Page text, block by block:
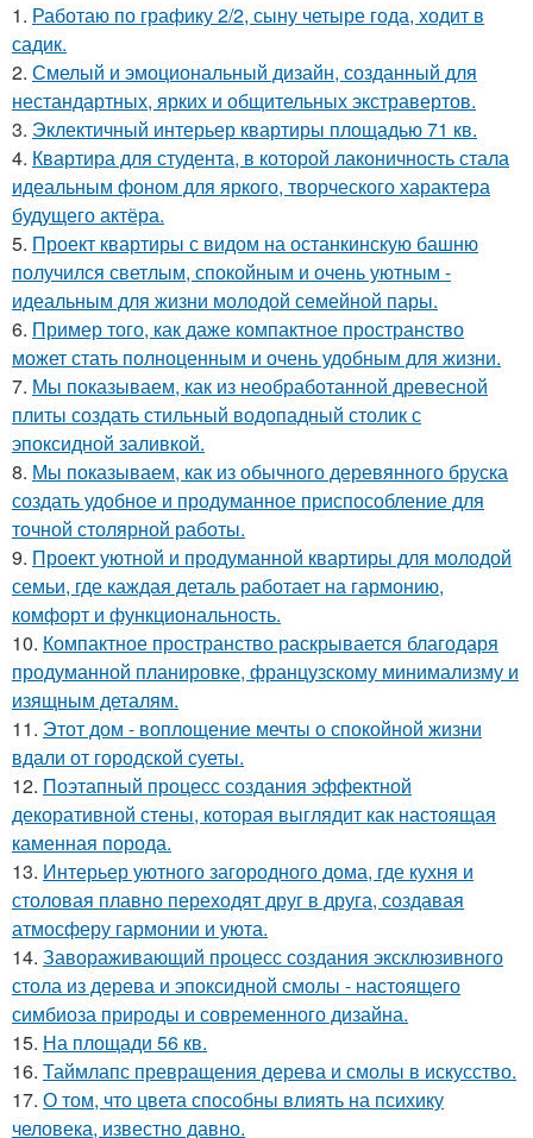
1. Работаю по графику 2/2, сыну четыре года, ходит в
садик.
2. Смелый и эмоциональный дизайн, созданный для
нестандартных, ярких и общительных экстравертов.
3. Эклектичный интерьер квартиры площадью 71 кв.
4. Квартира для студента, в которой лаконичность стала
идеальным фоном для яркого, творческого характера
будущего актёра.
5. Проект квартиры с видом на останкинскую башню
получился светлым, спокойным и очень уютным -
идеальным для жизни молодой семейной пары.
6. Пример того, как даже компактное пространство
может стать полноценным и очень удобным для жизни.
7. Мы показываем, как из необработанной древесной
плиты создать стильный водопадный столик с
эпоксидной заливкой.
8. Мы показываем, как из обычного деревянного бруска
создать удобное и продуманное приспособление для
точной столярной работы.
9. Проект уютной и продуманной квартиры для молодой
семьи, где каждая деталь работает на гармонию,
комфорт и функциональность.
10. Компактное пространство раскрывается благодаря
продуманной планировке, французскому минимализму и
изящным деталям.
11. Этот дом - воплощение мечты о спокойной жизни
вдали от городской суеты.
12. Поэтапный процесс создания эффектной
декоративной стены, которая выглядит как настоящая
каменная порода.
13. Интерьер уютного загородного дома, где кухня и
столовая плавно переходят друг в друга, создавая
атмосферу гармонии и уюта.
14. Завораживающий процесс создания эксклюзивного
стола из дерева и эпоксидной смолы - настоящего
симбиоза природы и современного дизайна.
15. На площади 56 кв.
16. Таймлапс превращения дерева и смолы в искусство.
17. О том, что цвета способны влиять на психику
человека, известно давно.